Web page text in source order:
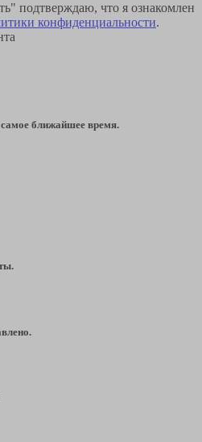
подтверждаю, что я ознакомлен
конфиденциальности.
ближайшее время.